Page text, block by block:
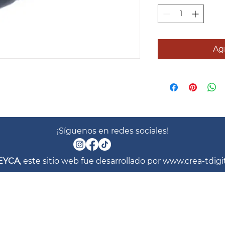
¡Síguenos en redes sociales!
, este sitio web fue desarrollado por www.crea-